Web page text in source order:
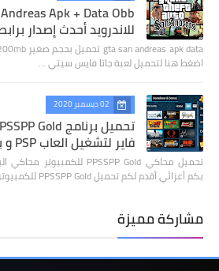
للاندرويد أحدث إصدار
اضغط هنا لتحميل لعبة جاتا فايس سيتي …
02 ديسمبر 2020
فاير لتشغيل العاب PSP و بلايستيشن
بكم أعزائي أقدم لكم تحميل PPSSPP Gold للكمبيوتر ال…
مشاركة مميزة